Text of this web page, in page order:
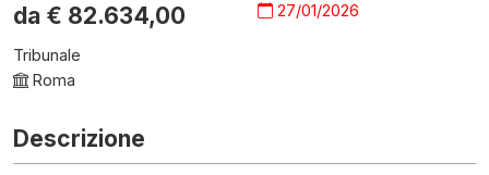
da € 82.634,00
27/01/2026
Tribunale
Roma
Descrizione